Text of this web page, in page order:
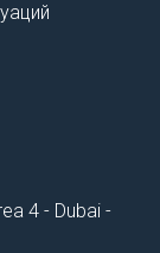
4 - Dubai -